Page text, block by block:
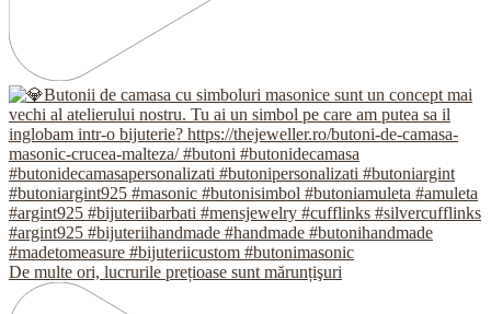
De multe ori, lucrurile prețioase sunt mărunțişuri